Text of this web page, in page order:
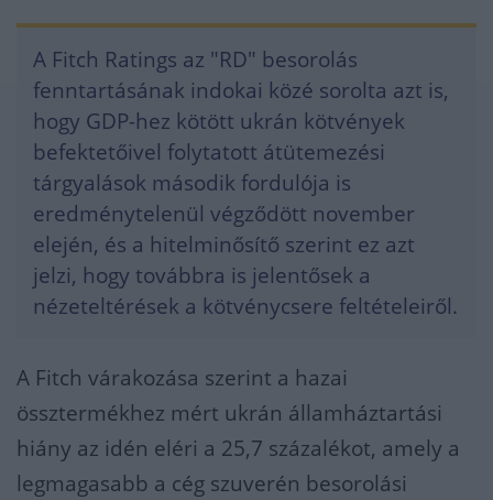
A Fitch Ratings az "RD" besorolás
fenntartásának indokai közé sorolta azt is,
hogy GDP-hez kötött ukrán kötvények
befektetőivel folytatott átütemezési
tárgyalások második fordulója is
eredménytelenül végződött november
elején, és a hitelminősítő szerint ez azt
jelzi, hogy továbbra is jelentősek a
nézeteltérések a kötvénycsere feltételeiről.
A Fitch várakozása szerint a hazai
össztermékhez mért ukrán államháztartási
hiány az idén eléri a 25,7 százalékot, amely a
legmagasabb a cég szuverén besorolási